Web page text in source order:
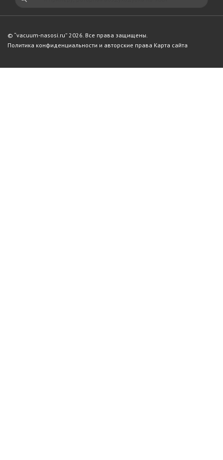
© “vacuum-nasosi.ru” 2026. Все права защищены.
Политика конфиденциальности и авторские права Карта сайта